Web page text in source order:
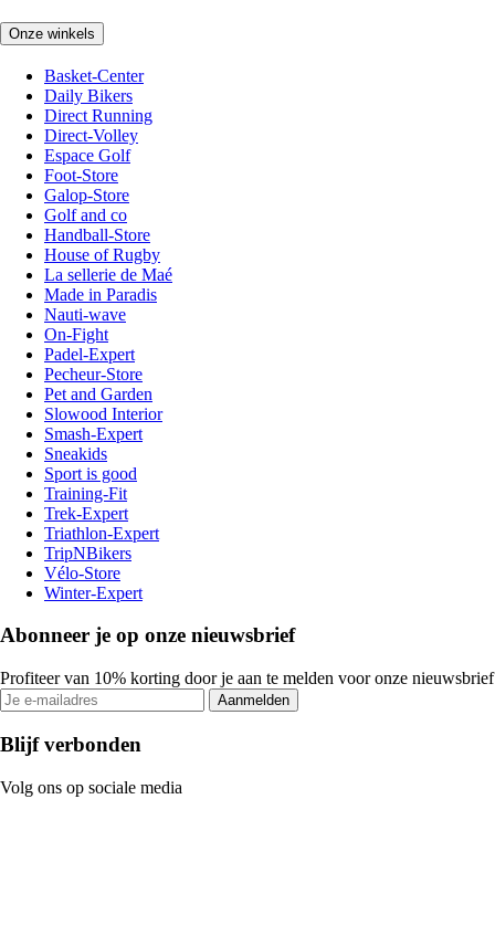
Onze winkels
Basket-Center
Daily Bikers
Direct Running
Direct-Volley
Espace Golf
Foot-Store
Galop-Store
Golf and co
Handball-Store
House of Rugby
La sellerie de Maé
Made in Paradis
Nauti-wave
On-Fight
Padel-Expert
Pecheur-Store
Pet and Garden
Slowood Interior
Smash-Expert
Sneakids
Sport is good
Training-Fit
Trek-Expert
Triathlon-Expert
TripNBikers
Vélo-Store
Winter-Expert
Abonneer je op onze nieuwsbrief
Profiteer van 10% korting door je aan te melden voor onze nieuwsbrief
Aanmelden
Blijf verbonden
Volg ons op sociale media